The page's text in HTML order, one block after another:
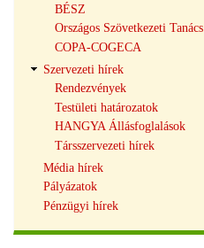
BÉSZ
Országos Szövetkezeti Tanács
COPA-COGECA
Szervezeti hírek
Rendezvények
Testületi határozatok
HANGYA Állásfoglalások
Társszervezeti hírek
Média hírek
Pályázatok
Pénzügyi hírek